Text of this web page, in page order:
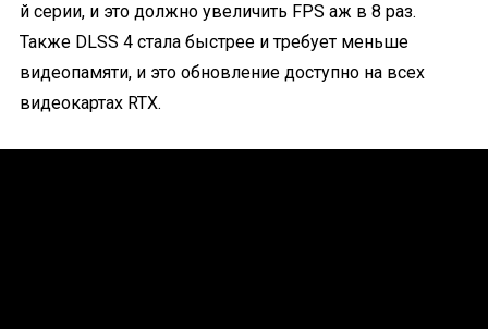
й серии, и это должно увеличить FPS аж в 8 раз.
Также DLSS 4 стала быстрее и требует меньше
видеопамяти, и это обновление доступно на всех
видеокартах RTX.